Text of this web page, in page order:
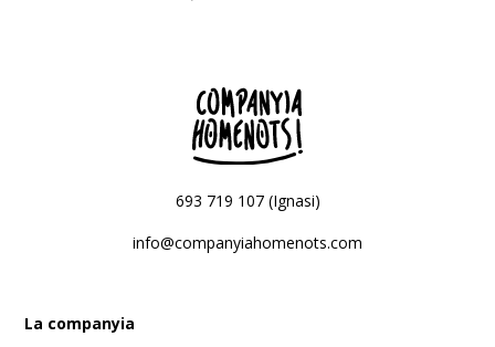
693 719 107 (Ignasi)
info@companyiahomenots.com
La companyia